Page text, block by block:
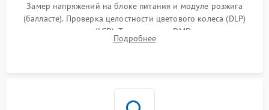
Замер напряжений на блоке питания и модуле розжига
(балласте). Проверка целостности цветового колеса (DLP)
или поляризаторов (LCD). Тестирование DMD-чипа, датчиков
температуры и оптопар с помощью мультиметра и
Подробнее